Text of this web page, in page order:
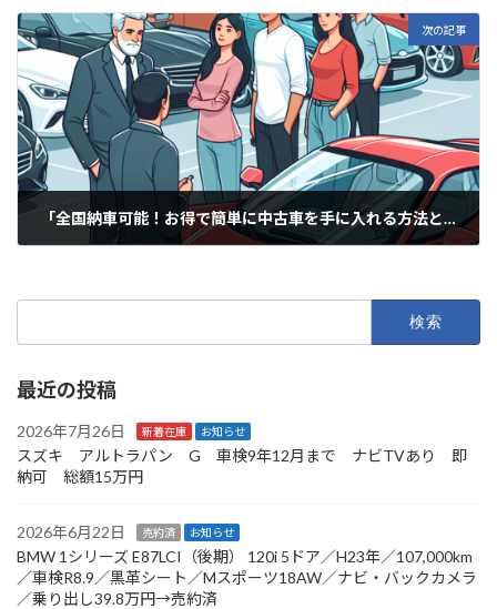
次の記事
「全国納車可能！お得で簡単に中古車を手に入れる方法とは？」
最近の投稿
2026年7月26日 新着在庫 お知らせ
スズキ アルトラパン G 車検9年12月まで ナビTVあり 即
納可 総額15万円
2026年6月22日 売約済 お知らせ
BMW 1シリーズ E87LCI（後期） 120i 5ドア／H23年／107,000km
／車検R8.9／黒革シート／Mスポーツ18AW／ナビ・バックカメラ
／乗り出し39.8万円→売約済